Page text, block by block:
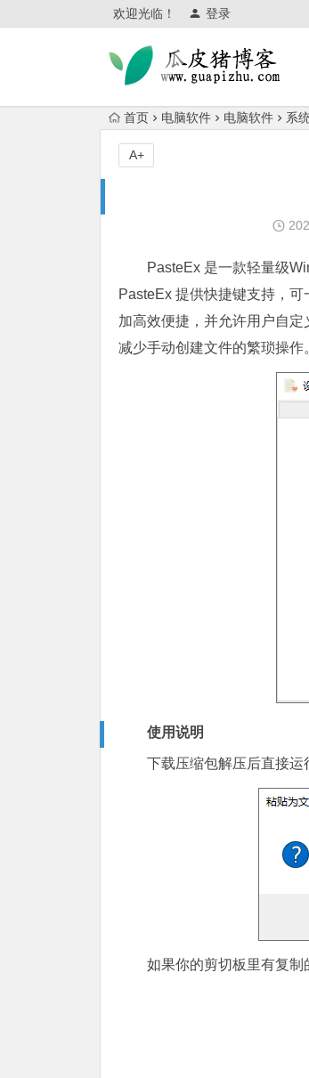
欢迎光临！ 登录
首页 电脑软件 电脑软件 系
PasteEx 是一款轻量级
PasteEx 提供快捷键支持，
加高效便捷，并允许用户自
减少手动创建文件的繁琐操作
使用说明
下载压缩包解压后直接运
如果你的剪切板里有复制
A+